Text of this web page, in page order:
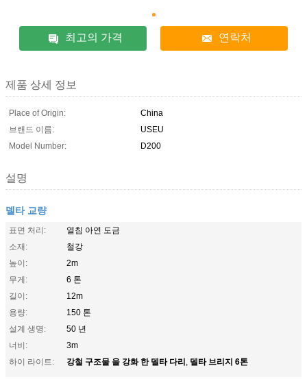
최고의 가격 연락처
제품 상세 정보
Place of Origin:
China
브랜드 이름:
USEU
Model Number:
D200
설명
델타 교량
표면 처리:
열침 아연 도금
소재:
철강
높이:
2m
무게:
6 톤
길이:
12m
용량:
150 톤
설계 생명:
50 년
너비:
3m
하이 라이트:
강철 구조물 을 강화 한 델타 다리, 델타 브리지 6톤